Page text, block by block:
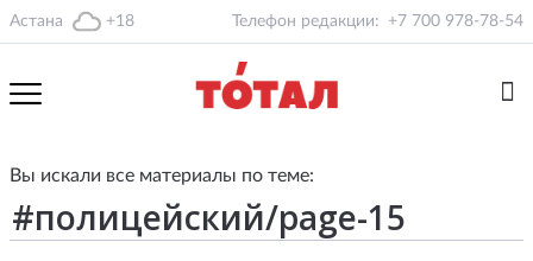
Астана +18 Телефон редакции: +7 700 978-78-54
Вы искали все материалы по теме: